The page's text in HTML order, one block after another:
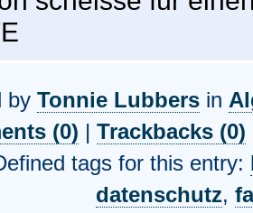
by Tonnie Lubbersin
(0) | Trackbacks (0)
tags for this entry:
datenschutz,